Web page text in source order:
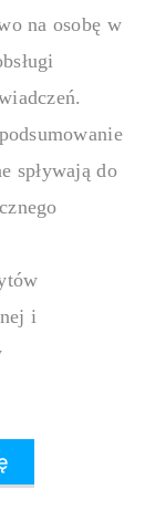
na osobę w
spływają do
i